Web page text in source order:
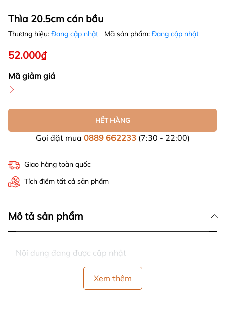
Thìa 20.5cm cán bầu
Thương hiệu: Đang cập nhật Mã sản phẩm: Đang cập nhật
52.000₫
Mã giảm giá
HẾT HÀNG
Gọi đặt mua 0889 662233(7:30 - 22:00)
Giao hàng toàn quốc
Tích điểm tất cả sản phẩm
Mô tả sản phẩm
Nội dung đang được cập nhật
Xem thêm